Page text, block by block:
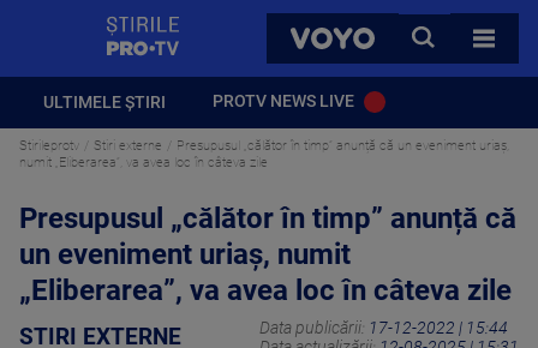
VOYO
CAUTA
TOATE
ULTIMELE ȘTIRI PROTV NEWS LIVE
Stirileprotv Stiri externe
Presupusul „călător în timp” anunță că un eveniment uriaș,
numit „Eliberarea”, va avea loc în câteva zile
Presupusul „călător în timp” anunță că
un eveniment uriaș, numit
„Eliberarea”, va avea loc în câteva zile
STIRI EXTERNE Data publicării: 17-12-2022 | 15:44